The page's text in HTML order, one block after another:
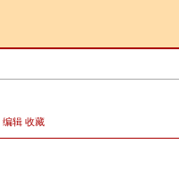
编辑 收藏